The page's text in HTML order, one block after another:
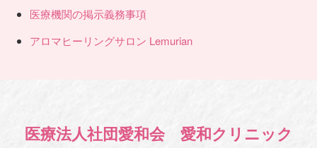
医療機関の掲示義務事項
アロマヒーリングサロン Lemurian
医療法人社団愛和会 愛和クリニック